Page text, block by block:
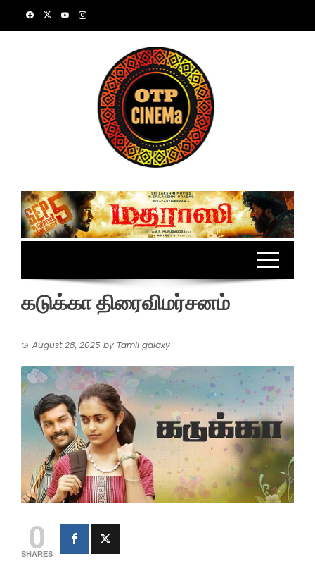
கடுக்கா திரைவிமர்சனம்
August 28, 2025 by Tamil galaxy
0
SHARES